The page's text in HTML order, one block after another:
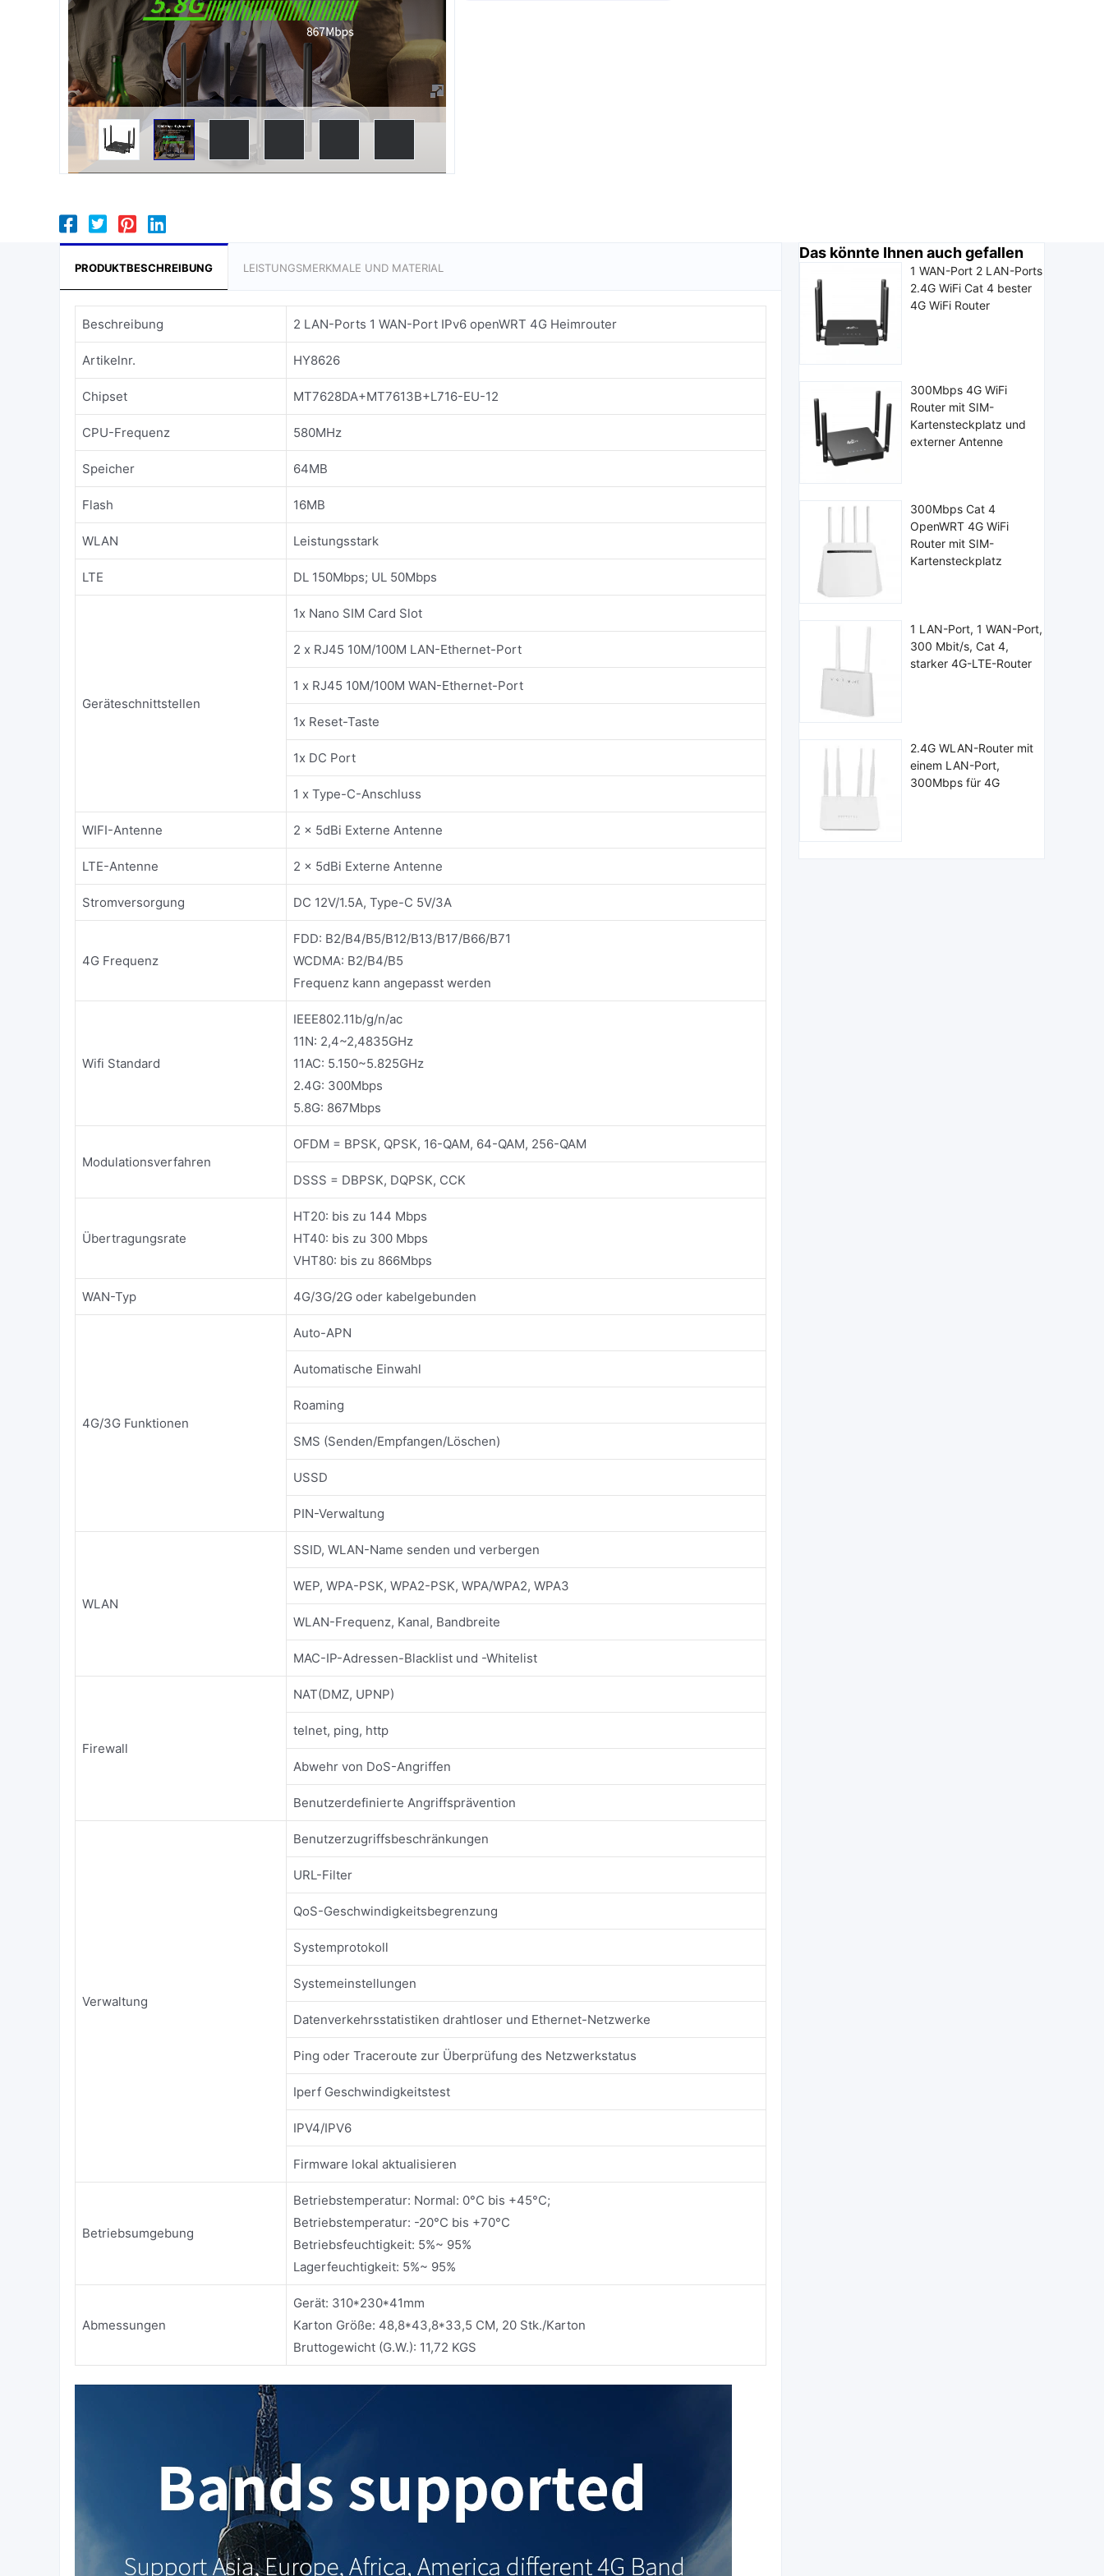
PRODUKTBESCHREIBUNG LEISTUNGSMERKMALE UND MATERIAL
Beschreibung 2 LAN-Ports 1 WAN-Port IPv6 openWRT 4G Heimrouter
Artikelnr. HY8626
Chipset MT7628DA+MT7613B+L716-EU-12
CPU-Frequenz 580MHz
Speicher 64MB
Flash 16MB
WLAN Leistungsstark
LTE DL 150Mbps; UL 50Mbps
Geräteschnittstellen
1x Nano SIM Card Slot
2 x RJ45 10M/100M LAN-Ethernet-Port
1 x RJ45 10M/100M WAN-Ethernet-Port
1x Reset-Taste
1x DC Port
1 x Type-C-Anschluss
WIFI-Antenne 2 x 5dBi Externe Antenne
LTE-Antenne 2 x 5dBi Externe Antenne
Stromversorgung DC 12V/1.5A, Type-C 5V/3A
4G Frequenz
FDD: B2/B4/B5/B12/B13/B17/B66/B71
WCDMA: B2/B4/B5
Frequenz kann angepasst werden
Wifi Standard
IEEE802.11b/g/n/ac
11N: 2,4~2,4835GHz
11AC: 5.150~5.825GHz
2.4G: 300Mbps
5.8G: 867Mbps
Modulationsverfahren
OFDM = BPSK, QPSK, 16-QAM, 64-QAM, 256-QAM
DSSS = DBPSK, DQPSK, CCK
Übertragungsrate
HT20: bis zu 144 Mbps
HT40: bis zu 300 Mbps
VHT80: bis zu 866Mbps
WAN-Typ 4G/3G/2G oder kabelgebunden
4G/3G Funktionen
Auto-APN
Automatische Einwahl
Roaming
SMS (Senden/Empfangen/Löschen)
USSD
PIN-Verwaltung
WLAN
SSID, WLAN-Name senden und verbergen
WEP, WPA-PSK, WPA2-PSK, WPA/WPA2, WPA3
WLAN-Frequenz, Kanal, Bandbreite
MAC-IP-Adressen-Blacklist und -Whitelist
Firewall
NAT(DMZ, UPNP)
telnet, ping, http
Abwehr von DoS-Angriffen
Benutzerdefinierte Angriffsprävention
Verwaltung
Benutzerzugriffsbeschränkungen
URL-Filter
QoS-Geschwindigkeitsbegrenzung
Systemprotokoll
Systemeinstellungen
Datenverkehrsstatistiken drahtloser und Ethernet-Netzwerke
Ping oder Traceroute zur Überprüfung des Netzwerkstatus
Iperf Geschwindigkeitstest
IPV4/IPV6
Firmware lokal aktualisieren
Betriebsumgebung
Betriebstemperatur: Normal: 0°C bis +45°C;
Betriebstemperatur: -20°C bis +70°C
Betriebsfeuchtigkeit: 5%~ 95%
Lagerfeuchtigkeit: 5%~ 95%
Abmessungen
Gerät: 310*230*41mm
Karton Größe: 48,8*43,8*33,5 CM, 20 Stk./Karton
Bruttogewicht (G.W.): 11,72 KGS
Das könnte Ihnen auch gefallen
1 WAN-Port 2 LAN-Ports
2.4G WiFi Cat 4 bester
4G WiFi Router
300Mbps 4G WiFi
Router mit SIM-
Kartensteckplatz und
externer Antenne
300Mbps Cat 4
OpenWRT 4G WiFi
Router mit SIM-
Kartensteckplatz
1 LAN-Port, 1 WAN-Port,
300 Mbit/s, Cat 4,
starker 4G-LTE-Router
2.4G WLAN-Router mit
einem LAN-Port,
300Mbps für 4G